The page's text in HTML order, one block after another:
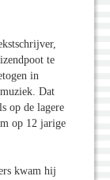
te
in
Dat
op de lagere
op 12 jarige
kwam hij